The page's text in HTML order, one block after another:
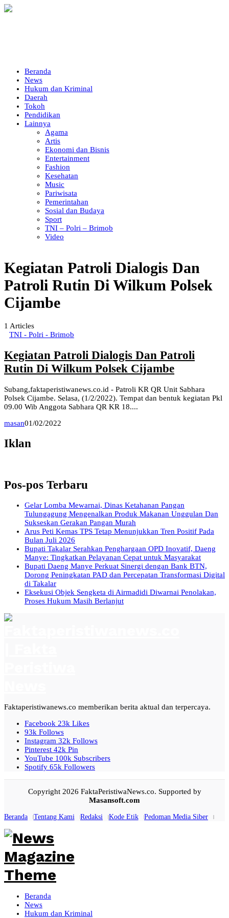
Beranda
News
Hukum dan Kriminal
Daerah
Tokoh
Pendidikan
Lainnya
Agama
Artis
Ekonomi dan Bisnis
Entertainment
Fashion
Kesehatan
Music
Pariwisata
Pemerintahan
Sosial dan Budaya
Sport
TNI – Polri – Brimob
Video
Kegiatan Patroli Dialogis Dan
Patroli Rutin Di Wilkum Polsek
Cijambe
1 Articles
TNI - Polri - Brimob
Kegiatan Patroli Dialogis Dan Patroli
Rutin Di Wilkum Polsek Cijambe
Subang,faktaperistiwanews.co.id - Patroli KR QR Unit Sabhara
Polsek Cijambe. Selasa, (1/2/2022). Tempat dan bentuk kegiatan Pkl
09.00 Wib Anggota Sabhara QR KR 18....
masan01/02/2022
Iklan
Pos-pos Terbaru
Gelar Lomba Mewarnai, Dinas Ketahanan Pangan
Tulungagung Mengenalkan Produk Makanan Unggulan Dan
Sukseskan Gerakan Pangan Murah
Arus Peti Kemas TPS Tetap Menunjukkan Tren Positif Pada
Bulan Juli 2026
Bupati Takalar Serahkan Penghargaan OPD Inovatif, Daeng
Manye: Tingkatkan Pelayanan Cepat untuk Masyarakat
Bupati Daeng Manye Perkuat Sinergi dengan Bank BTN,
Dorong Peningkatan PAD dan Percepatan Transformasi Digital
di Takalar
Eksekusi Objek Sengketa di Airmadidi Diwarnai Penolakan,
Proses Hukum Masih Berlanjut
Faktaperistiwanews.co memberikan berita aktual dan terpercaya.
Facebook 23k Likes
93k Follows
Instagram 32k Follows
Pinterest 42k Pin
YouTube 100k Subscribers
Spotify 65k Followers
Copyright 2026 FaktaPeristiwaNews.co. Supported by
Masansoft.com
Beranda Tentang Kami Redaksi Kode Etik Pedoman Media Siber
Beranda
News
Hukum dan Kriminal